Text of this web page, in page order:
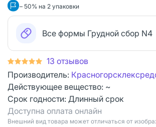
– 50% на 2 упаковки
Все формы Грудной сбор N4
13 отзывов
Производитель:
Действующее вещество: ~
Срок годности: Длинный срок
Доступна оплата онлайн
Bнешний вид товара может отличаться от